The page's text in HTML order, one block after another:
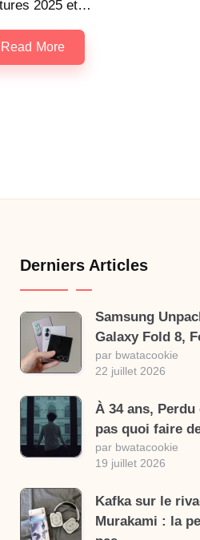
2025 et…
Read More
Derniers Articles
Samsung
Galaxy Fold 8,
par bwatacookie
22 juillet 2026
À 34 ans,
pas quoi faire
par bwatacookie
19 juillet 2026
Kafka sur le
Murakami : la